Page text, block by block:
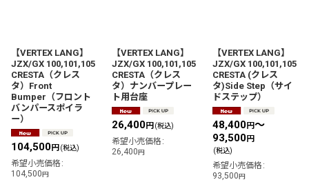
【VERTEX LANG】
JZX/GX 100,101,105
CRESTA（クレス
タ）Front
Bumper（フロント
バンパースポイラ
ー）
104,500円 (税込)
希望小売価格 :
104,500円
【VERTEX LANG】
JZX/GX 100,101,105
CRESTA（クレス
タ）ナンバープレー
ト用台座
26,400円 (税込)
希望小売価格 :
26,400円
【VERTEX LANG】
JZX/GX 100,101,105
CRESTA (クレス
タ)Side Step（サイ
ドステップ）
48,400円～
93,500円
(税込)
希望小売価格 :
93,500円